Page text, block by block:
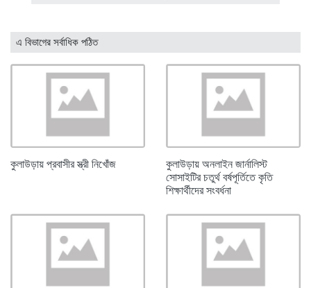
এ বিভাগের সর্বাধিক পঠিত
কুলাউড়ায় প্রবাসীর স্ত্রী নিখোঁজ
কুলাউড়ায় অনলাইন জার্নালিস্ট
সোসাইটির চতুর্থ বর্ষপূর্তিতে কৃতি
শিক্ষার্থীদের সংবর্ধনা